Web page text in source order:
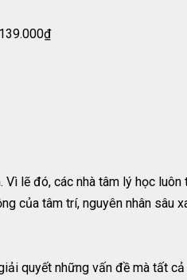
lẽ đó, các nhà tâm lý học
của tâm trí, nguyên nhân sâu
quyết những vấn đề mà tất